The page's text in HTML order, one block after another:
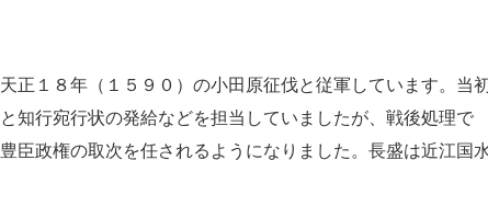
正１８年（１５９０）の小田原征伐と従軍しています。当
知行宛行状の発給などを担当していましたが、戦後処理で
臣政権の取次を任されるようになりました。長盛は近江国